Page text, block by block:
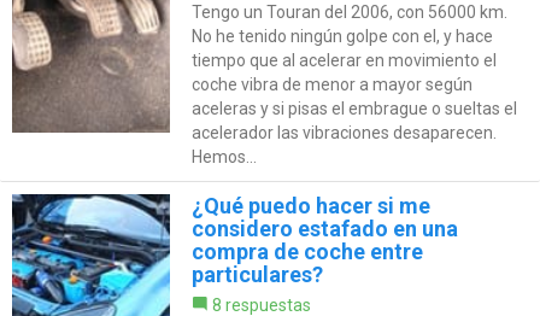
Tengo un Touran del 2006, con 56000 km.
No he tenido ningún golpe con el, y hace
tiempo que al acelerar en movimiento el
coche vibra de menor a mayor según
aceleras y si pisas el embrague o sueltas el
acelerador las vibraciones desaparecen.
Hemos...
¿Qué puedo hacer si me
considero estafado en una
compra de coche entre
particulares?
8 respuestas